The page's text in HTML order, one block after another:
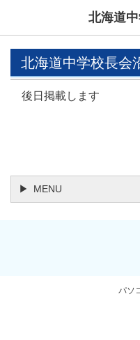
北海道
北海道中学校長会
後日掲載します
MENU
パソ